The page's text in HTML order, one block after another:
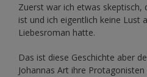
Zuerst war ich etwas skeptisch,
ist und ich eigentlich keine Lust
Liebesroman hatte.
Das ist diese Geschichte aber
Johannas Art ihre